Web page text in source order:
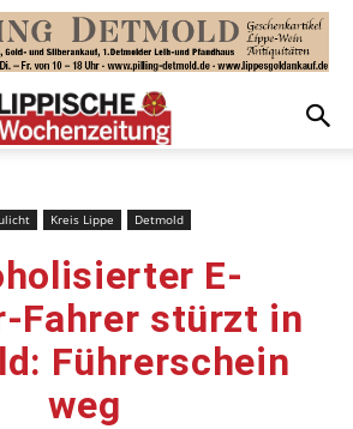
Kreis Lippe Detmold
E-
Fahrer stürzt in
Führerschein
weg